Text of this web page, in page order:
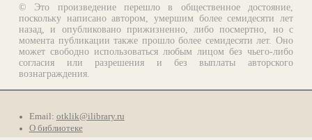
© Это произведение перешло в общественное достояние,
поскольку написано автором, умершим более семидесяти лет
назад, и опубликовано прижизненно, либо посмертно, но с
момента публикации также прошло более семидесяти лет. Оно
может свободно использоваться любым лицом без чьего-либо
согласия или разрешения и без выплаты авторского
вознаграждения.
Email: otklik@ilibrary.ru
О библиотеке